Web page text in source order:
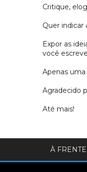
Critique,
Quer indicar
Expor as
você
Apenas
Agradecido
Até mais!
À